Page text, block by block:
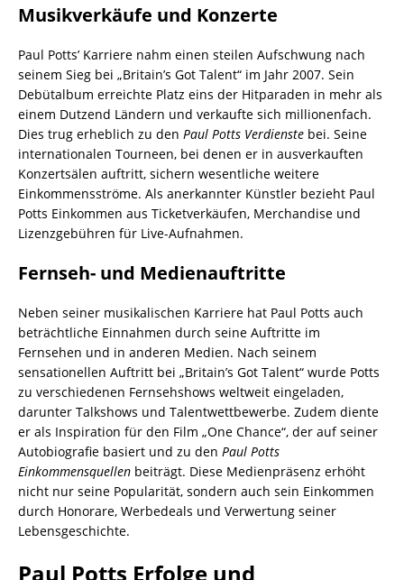
Musikverkäufe und Konzerte
Paul Potts’ Karriere nahm einen steilen Aufschwung nach
seinem Sieg bei „Britain’s Got Talent“ im Jahr 2007. Sein
Debütalbum erreichte Platz eins der Hitparaden in mehr als
einem Dutzend Ländern und verkaufte sich millionenfach.
Dies trug erheblich zu den Paul Potts Verdienste bei. Seine
internationalen Tourneen, bei denen er in ausverkauften
Konzertsälen auftritt, sichern wesentliche weitere
Einkommensströme. Als anerkannter Künstler bezieht Paul
Potts Einkommen aus Ticketverkäufen, Merchandise und
Lizenzgebühren für Live-Aufnahmen.
Fernseh- und Medienauftritte
Neben seiner musikalischen Karriere hat Paul Potts auch
beträchtliche Einnahmen durch seine Auftritte im
Fernsehen und in anderen Medien. Nach seinem
sensationellen Auftritt bei „Britain’s Got Talent“ wurde Potts
zu verschiedenen Fernsehshows weltweit eingeladen,
darunter Talkshows und Talentwettbewerbe. Zudem diente
er als Inspiration für den Film „One Chance“, der auf seiner
Autobiografie basiert und zu den Paul Potts
Einkommensquellen beiträgt. Diese Medienpräsenz erhöht
nicht nur seine Popularität, sondern auch sein Einkommen
durch Honorare, Werbedeals und Verwertung seiner
Lebensgeschichte.
Paul Potts Erfolge und